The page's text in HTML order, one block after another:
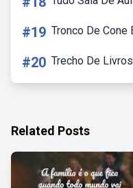
#19 Tronco De Cone
#20 Trecho De
Related Posts